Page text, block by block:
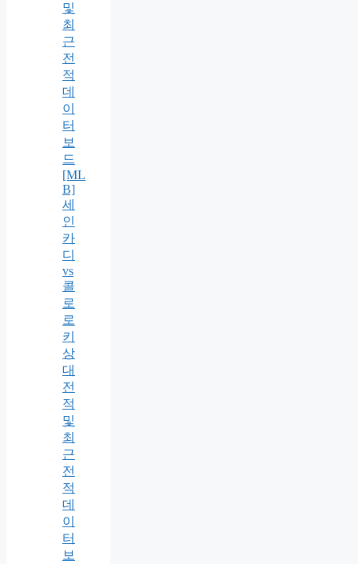
및
최
근
전
적
데
이
터
보
드
[ML
B]
세
인
카
디
vs
콜
로
로
키
상
대
전
적
및
최
근
전
적
데
이
터
보